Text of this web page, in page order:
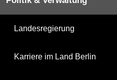
Landesregierung
Karriere im Land Berlin